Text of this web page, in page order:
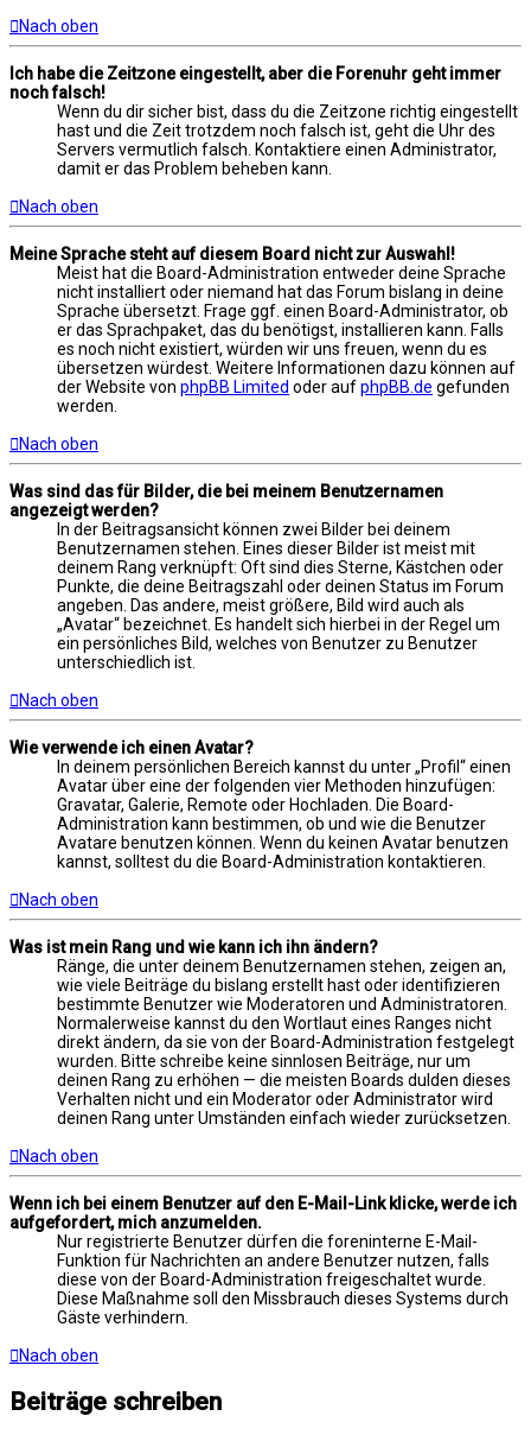
Nach oben
Ich habe die Zeitzone eingestellt, aber die Forenuhr geht immer
noch falsch!
Wenn du dir sicher bist, dass du die Zeitzone richtig eingestellt
hast und die Zeit trotzdem noch falsch ist, geht die Uhr des
Servers vermutlich falsch. Kontaktiere einen Administrator,
damit er das Problem beheben kann.
Nach oben
Meine Sprache steht auf diesem Board nicht zur Auswahl!
Meist hat die Board-Administration entweder deine Sprache
nicht installiert oder niemand hat das Forum bislang in deine
Sprache übersetzt. Frage ggf. einen Board-Administrator, ob
er das Sprachpaket, das du benötigst, installieren kann. Falls
es noch nicht existiert, würden wir uns freuen, wenn du es
übersetzen würdest. Weitere Informationen dazu können auf
der Website von phpBB Limited oder aufphpBB.de gefunden
werden.
Nach oben
Was sind das für Bilder, die bei meinem Benutzernamen
angezeigt werden?
In der Beitragsansicht können zwei Bilder bei deinem
Benutzernamen stehen. Eines dieser Bilder ist meist mit
deinem Rang verknüpft: Oft sind dies Sterne, Kästchen oder
Punkte, die deine Beitragszahl oder deinen Status im Forum
angeben. Das andere, meist größere, Bild wird auch als
„Avatar“ bezeichnet. Es handelt sich hierbei in der Regel um
ein persönliches Bild, welches von Benutzer zu Benutzer
unterschiedlich ist.
Nach oben
Wie verwende ich einen Avatar?
In deinem persönlichen Bereich kannst du unter „Profil“ einen
Avatar über eine der folgenden vier Methoden hinzufügen:
Gravatar, Galerie, Remote oder Hochladen. Die Board-
Administration kann bestimmen, ob und wie die Benutzer
Avatare benutzen können. Wenn du keinen Avatar benutzen
kannst, solltest du die Board-Administration kontaktieren.
Nach oben
Was ist mein Rang und wie kann ich ihn ändern?
Ränge, die unter deinem Benutzernamen stehen, zeigen an,
wie viele Beiträge du bislang erstellt hast oder identifizieren
bestimmte Benutzer wie Moderatoren und Administratoren.
Normalerweise kannst du den Wortlaut eines Ranges nicht
direkt ändern, da sie von der Board-Administration festgelegt
wurden. Bitte schreibe keine sinnlosen Beiträge, nur um
deinen Rang zu erhöhen — die meisten Boards dulden dieses
Verhalten nicht und ein Moderator oder Administrator wird
deinen Rang unter Umständen einfach wieder zurücksetzen.
Nach oben
Wenn ich bei einem Benutzer auf den E-Mail-Link klicke, werde ich
aufgefordert, mich anzumelden.
Nur registrierte Benutzer dürfen die foreninterne E-Mail-
Funktion für Nachrichten an andere Benutzer nutzen, falls
diese von der Board-Administration freigeschaltet wurde.
Diese Maßnahme soll den Missbrauch dieses Systems durch
Gäste verhindern.
Nach oben
Beiträge schreiben